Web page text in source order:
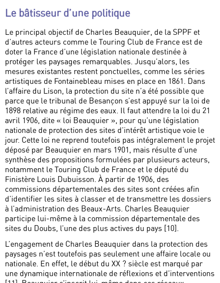
Le bâtisseur d’une politique
Le principal objectif de Charles Beauquier, de la SPPF et
d’autres acteurs comme le Touring Club de France est de
doter la France d’une législation nationale destinée à
protéger les paysages remarquables. Jusqu’alors, les
mesures existantes restent ponctuelles, comme les séries
artistiques de Fontainebleau mises en place en 1861. Dans
l’affaire du Lison, la protection du site n’a été possible que
parce que le tribunal de Besançon s’est appuyé sur la loi de
1898 relative au régime des eaux. Il faut attendre la loi du 21
avril 1906, dite « loi Beauquier », pour qu’une législation
nationale de protection des sites d’intérêt artistique voie le
jour. Cette loi ne reprend toutefois pas intégralement le projet
déposé par Beauquier en mars 1901, mais résulte d’une
synthèse des propositions formulées par plusieurs acteurs,
notamment le Touring Club de France et le député du
Finistère Louis Dubuisson. À partir de 1906, des
commissions départementales des sites sont créées afin
d’identifier les sites à classer et de transmettre les dossiers
à l’administration des Beaux-Arts. Charles Beauquier
participe lui-même à la commission départementale des
sites du Doubs, l’une des plus actives du pays [10].
L’engagement de Charles Beauquier dans la protection des
paysages n’est toutefois pas seulement une affaire locale ou
nationale. En effet, le début du XX ? siècle est marqué par
une dynamique internationale de réflexions et d’interventions